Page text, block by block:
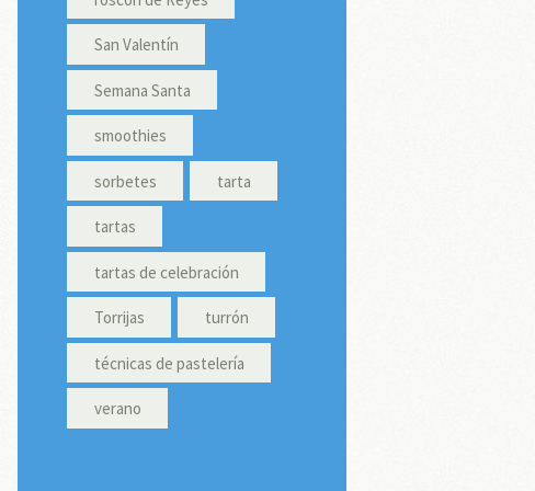
San Valentín
Semana Santa
smoothies
sorbetes tarta
tartas
tartas de celebración
Torrijas turrón
técnicas de pastelería
verano